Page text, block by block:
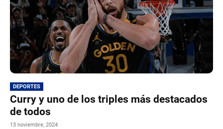
DEPORTES
Curry y uno de los triples más destacados
de todos
13 noviembre, 2024